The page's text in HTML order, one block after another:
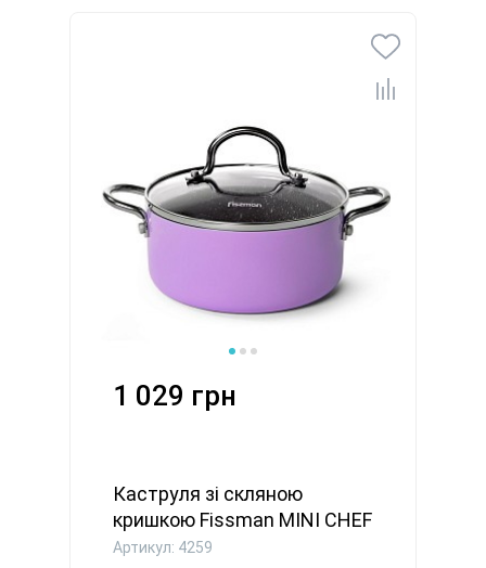
1 029 грн
Каструля зі скляною
кришкою Fissman MINI CHEF
18x8...
Артикул: 4259